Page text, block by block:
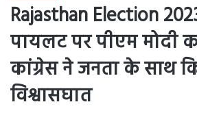
Rajasthan Election
पायलट पर पीएम मोदी
कांग्रेस ने जनता के साथ
विश्वासघात